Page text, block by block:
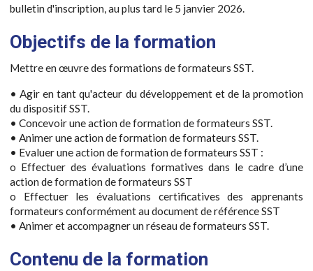
bulletin d'inscription, au plus tard le 5 janvier 2026.
Objectifs de la formation
Mettre en œuvre des formations de formateurs SST.
• Agir en tant qu'acteur du développement et de la promotion
du dispositif SST.
• Concevoir une action de formation de formateurs SST.
• Animer une action de formation de formateurs SST.
• Evaluer une action de formation de formateurs SST :
o Effectuer des évaluations formatives dans le cadre d’une
action de formation de formateurs SST
o Effectuer les évaluations certificatives des apprenants
formateurs conformément au document de référence SST
• Animer et accompagner un réseau de formateurs SST.
Contenu de la formation